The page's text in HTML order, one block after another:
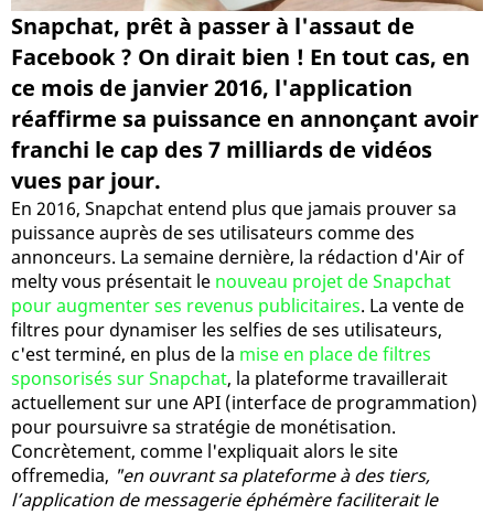
Snapchat, prêt à passer à l'assaut de
Facebook ? On dirait bien ! En tout cas, en
ce mois de janvier 2016, l'application
réaffirme sa puissance en annonçant avoir
franchi le cap des 7 milliards de vidéos
vues par jour.
En 2016, Snapchat entend plus que jamais prouver sa
puissance auprès de ses utilisateurs comme des
annonceurs. La semaine dernière, la rédaction d'Air of
melty vous présentait le nouveau projet de Snapchat
pour augmenter ses revenus publicitaires. La vente de
filtres pour dynamiser les selfies de ses utilisateurs,
c'est terminé, en plus de la mise en place de filtres
sponsorisés sur Snapchat, la plateforme travaillerait
actuellement sur une API (interface de programmation)
pour poursuivre sa stratégie de monétisation.
Concrètement, comme l'expliquait alors le site
offremedia, "en ouvrant sa plateforme à des tiers,
l’application de messagerie éphémère faciliterait le